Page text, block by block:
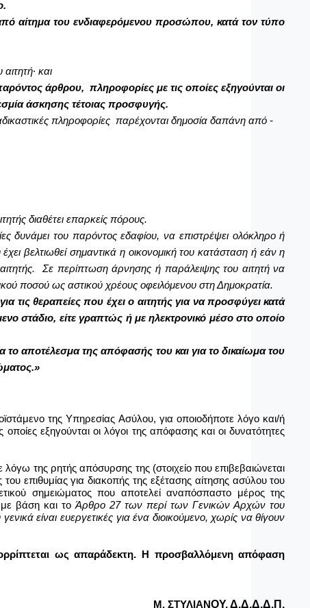
αίτημα του ενδιαφερόμενου προσώπου, κατά τον τύπο
και
άρθρου, πληροφορίες με τις οποίες εξηγούνται οι
άσκησης τέτοιας προσφυγής.
πληροφορίες παρέχονται δημοσία δαπάνη από -
διαθέτει επαρκείς πόρους.
δυνάμει του παρόντος εδαφίου, να επιστρέψει ολόκληρο ή
βελτιωθεί σημαντικά η οικονομική του κατάσταση ή εάν η
Σε περίπτωση άρνησης ή παράλειψης του αιτητή να
ποσού ως αστικού χρέους οφειλόμενου στη Δημοκρατία.
τις θεραπείες που έχει ο αιτητής για να προσφύγει κατά
στάδιο, είτε γραπτώς ή με ηλεκτρονικό μέσο στο οποίο
το αποτέλεσμα της απόφασής του και για το δικαίωμα του
»
της Υπηρεσίας Ασύλου, για οποιοδήποτε λόγο και/ή
εξηγούνται οι λόγοι της απόφασης και οι δυνατότητες
της ρητής απόσυρσης της (στοιχείο που επιβεβαιώνεται
επιθυμίας για διακοπής της εξέτασης αίτησης ασύλου του
σημειώματος που αποτελεί αναπόσπαστο μέρος της
με βάση και τοΆρθρο 27 των περί των Γενικών Αρχών του
είναι ευεργετικές για ένα διοικούμενο, χωρίς να θίγουν
ως απαράδεκτη. Η προσβαλλόμενη απόφαση
Μ. ΣΤΥΛΙΑΝΟΥ, Δ.Δ.Δ.Δ.Π.